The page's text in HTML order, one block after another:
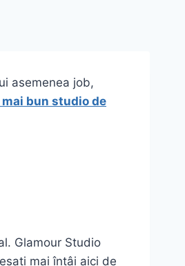
asemenea job,
bun studio de
Glamour Studio
mai întâi aici de